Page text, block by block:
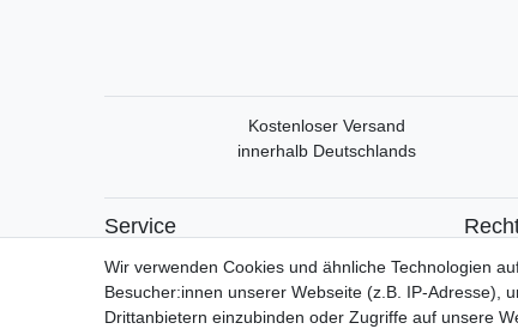
Kostenloser Versand
innerhalb Deutschlands
Service
Mein Konto
Versand & Retoure
Wir verwenden Cookies und ähnliche Technologien
Besucher:innen unserer Webseite (z.B. IP-Adresse),
Drittanbietern einzubinden oder Zugriffe auf unsere